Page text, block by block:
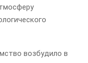
возбудило в